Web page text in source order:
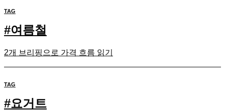
TAG
#여름철
2개 브리핑으로 가격 흐름 읽기
TAG
#요거트